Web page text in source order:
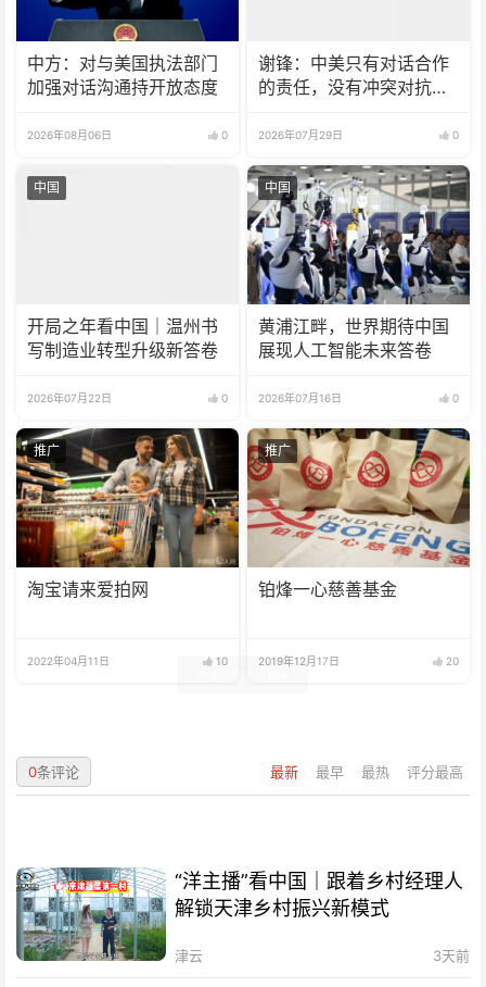
中方：对与美国执法部门
加强对话沟通持开放态度
2026年08月06日 0
谢锋：中美只有对话合作
的责任，没有冲突对抗的
2026年07月29日 0
中国
开局之年看中国｜温州书
写制造业转型升级新答卷
2026年07月22日 0
中国
黄浦江畔，世界期待中国
展现人工智能未来答卷
2026年07月16日 0
推广
淘宝请来爱拍网
2022年04月11日 10
推广
铂烽一心慈善基金
2019年12月17日 20
最新 最早 最热 评分最高
0条评论
“洋主播”看中国｜跟着乡村经理人
解锁天津乡村振兴新模式
津云 3天前